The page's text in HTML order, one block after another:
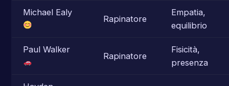
Michael Ealy
Rapinatore
Empatia,
equilibrio
Paul Walker
Rapinatore
Fisicità,
presenza